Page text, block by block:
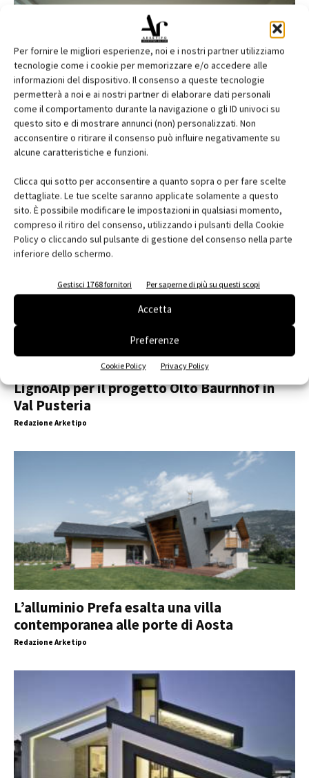
Per fornire le migliori esperienze, noi e i nostri partner utilizziamo
tecnologie come i cookie per memorizzare e/o accedere alle
informazioni del dispositivo. Il consenso a queste tecnologie
permetterà a noi e ai nostri partner di elaborare dati personali
come il comportamento durante la navigazione o gli ID univoci su
questo sito e di mostrare annunci (non) personalizzati. Non
acconsentire o ritirare il consenso può influire negativamente su
alcune caratteristiche e funzioni.
Clicca qui sotto per acconsentire a quanto sopra o per fare scelte
dettagliate. Le tue scelte saranno applicate solamente a questo
sito. È possibile modificare le impostazioni in qualsiasi momento,
compreso il ritiro del consenso, utilizzando i pulsanti della Cookie
Policy o cliccando sul pulsante di gestione del consenso nella parte
inferiore dello schermo.
Gestisci 1768 fornitori Per saperne di più su questi scopi
Accetta
Preferenze
Cookie Policy Privacy Policy
firmata AMDB Architetti
Redazione Arketipo
LignoAlp per il progetto Olto Baurnhof in
Val Pusteria
Redazione Arketipo
L’alluminio Prefa esalta una villa
contemporanea alle porte di Aosta
Redazione Arketipo